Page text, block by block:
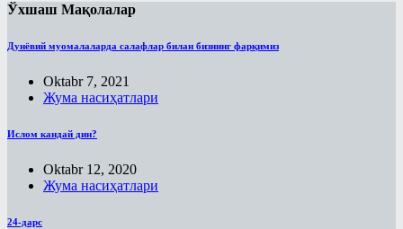
Ўхшаш Мақолалар
Дунёвий муомалаларда салафлар билан бизнинг фарқимиз
Oktabr 7, 2021
Жума насиҳатлари
Ислом кандай дин?
Oktabr 12, 2020
Жума насиҳатлари
24-дарс